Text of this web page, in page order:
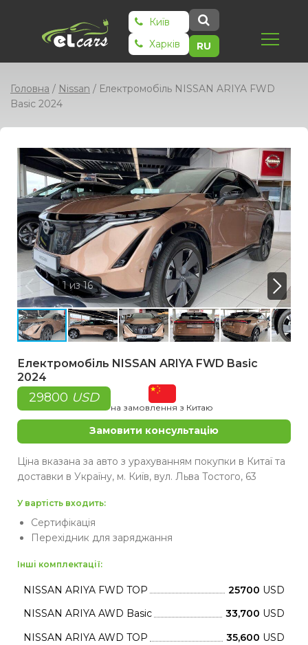
Київ
Харків
RU
Головна / Nissan / Електромобіль NISSAN ARIYA FWD
Basic 2024
Електромобіль NISSAN ARIYA FWD Basic
2024
29800 USD
на замовлення з Китаю
Замовити консультацію
Ціна вказана за авто з урахуванням покупки в Китаї та
доставки в Україну, м. Київ, вул. Льва Тостого, 63
У вартість входить:
Сертифікація
Перехідник для заряджання
Інші комплектації:
NISSAN ARIYA FWD TOP 25700 USD
NISSAN ARIYA AWD Basic
33,700 USD
NISSAN ARIYA AWD TOP
35,600 USD